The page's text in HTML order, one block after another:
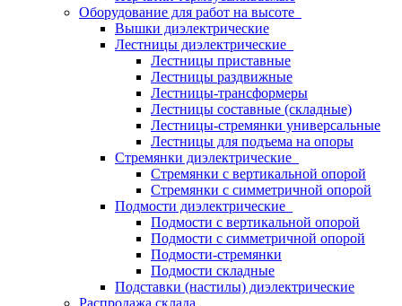
Оборудование для работ на высоте
Вышки диэлектрические
Лестницы диэлектрические
Лестницы приставные
Лестницы раздвижные
Лестницы-трансформеры
Лестницы составные (складные)
Лестницы-стремянки универсальные
Лестницы для подъема на опоры
Стремянки диэлектрические
Стремянки с вертикальной опорой
Стремянки с симметричной опорой
Подмости диэлектрические
Подмости с вертикальной опорой
Подмости с симметричной опорой
Подмости-стремянки
Подмости складные
Подставки (настилы) диэлектрические
Распродажа склада